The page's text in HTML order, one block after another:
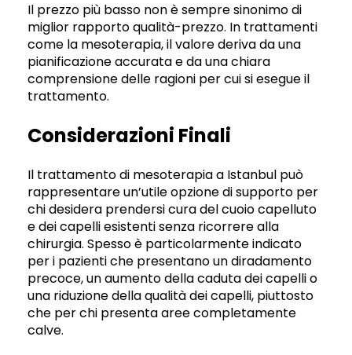
Il prezzo più basso non è sempre sinonimo di
miglior rapporto qualità-prezzo. In trattamenti
come la mesoterapia, il valore deriva da una
pianificazione accurata e da una chiara
comprensione delle ragioni per cui si esegue il
trattamento.
Considerazioni Finali
Il trattamento di mesoterapia a Istanbul può
rappresentare un’utile opzione di supporto per
chi desidera prendersi cura del cuoio capelluto
e dei capelli esistenti senza ricorrere alla
chirurgia. Spesso è particolarmente indicato
per i pazienti che presentano un diradamento
precoce, un aumento della caduta dei capelli o
una riduzione della qualità dei capelli, piuttosto
che per chi presenta aree completamente
calve.